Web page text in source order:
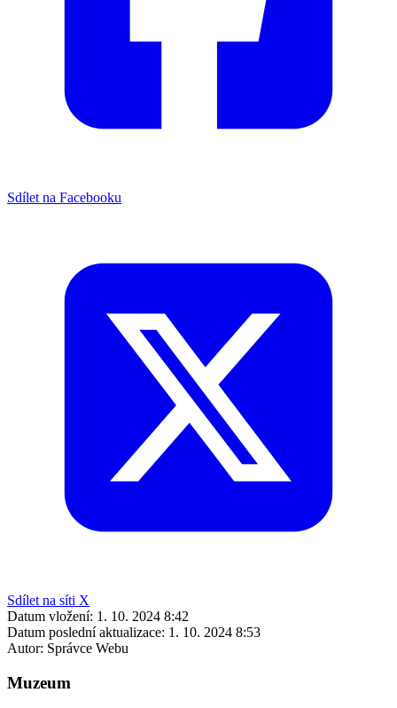
Sdílet na Facebooku
Sdílet na síti X
Datum vložení: 1. 10. 2024 8:42
Datum poslední aktualizace: 1. 10. 2024 8:53
Autor: Správce Webu
Muzeum